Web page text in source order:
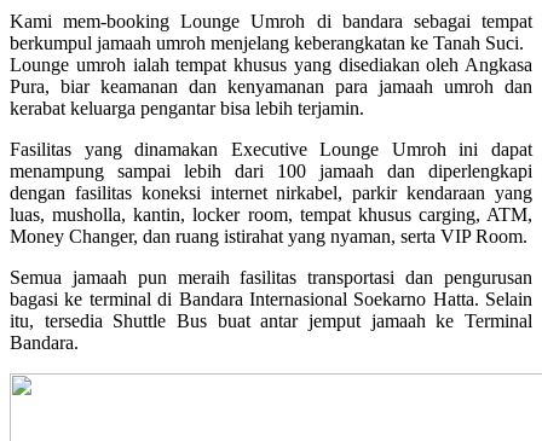
Kami mem-booking Lounge Umroh di bandara sebagai tempat
berkumpul jamaah umroh menjelang keberangkatan ke Tanah Suci.
Lounge umroh ialah tempat khusus yang disediakan oleh Angkasa
Pura, biar keamanan dan kenyamanan para jamaah umroh dan
kerabat keluarga pengantar bisa lebih terjamin.
Fasilitas yang dinamakan Executive Lounge Umroh ini dapat
menampung sampai lebih dari 100 jamaah dan diperlengkapi
dengan fasilitas koneksi internet nirkabel, parkir kendaraan yang
luas, musholla, kantin, locker room, tempat khusus carging, ATM,
Money Changer, dan ruang istirahat yang nyaman, serta VIP Room.
Semua jamaah pun meraih fasilitas transportasi dan pengurusan
bagasi ke terminal di Bandara Internasional Soekarno Hatta. Selain
itu, tersedia Shuttle Bus buat antar jemput jamaah ke Terminal
Bandara.